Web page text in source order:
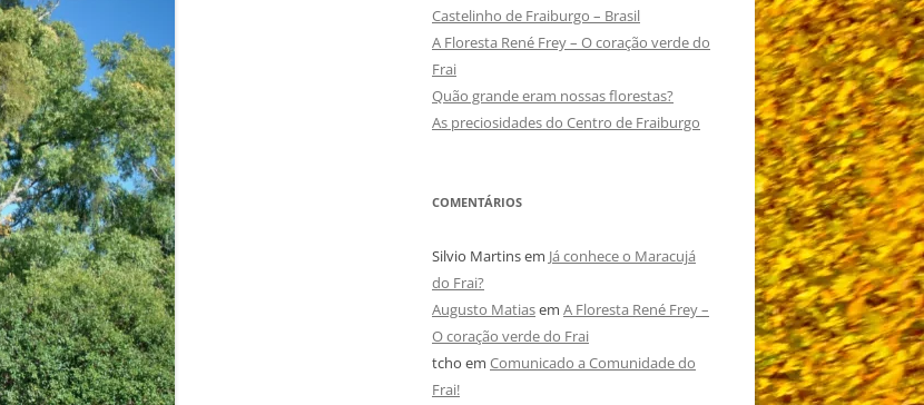
Castelinho de Fraiburgo – Brasil
A Floresta René Frey – O coração verde do
Frai
Quão grande eram nossas florestas?
As preciosidades do Centro de Fraiburgo
COMENTÁRIOS
Silvio Martinsem Já conhece o Maracujá
do Frai?
Augusto Matiasem A Floresta René Frey –
O coração verde do Frai
tcho em Comunicado a Comunidade do
Frai!